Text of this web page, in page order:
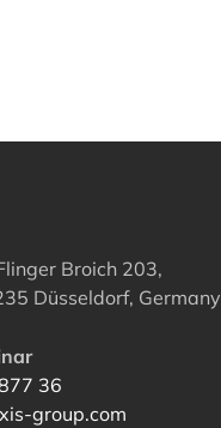
Broich 203,
Düsseldorf, Germany
36
group.com